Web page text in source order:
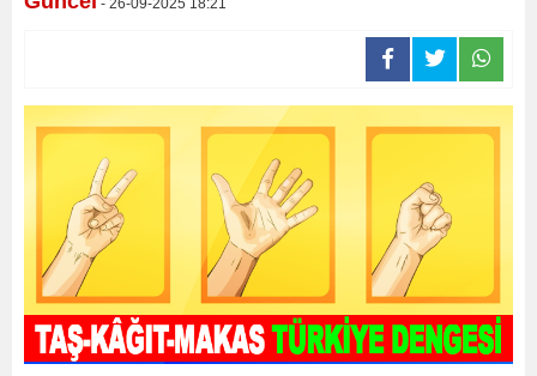
- 26-09-2025 18:21